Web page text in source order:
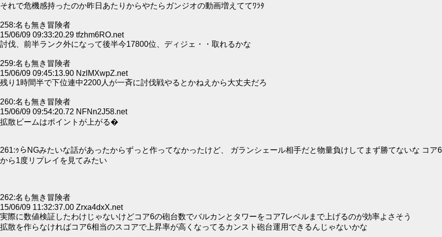
それで危機感持ったのか昨日あたりからやたらガンジオの動画増えててﾜﾗﾀ
258:名も無き冒険者
15/06/09 09:33:20.29 tfzhm6RO.net
討伐、前半ランク外になって後半今17800位、ディジェ・・取れるかな
259:名も無き冒険者
15/06/09 09:45:13.90 NzlMXwpZ.net
残り1時間半で下位連中2200人が一斉に討伐戦やるとかねえから大丈夫だろ
260:名も無き冒険者
15/06/09 09:54:20.72 NFNn2J58.net
拡散ビームはポイントが上がる�
261:ｩらNGみたいな話があったからずっと作ってなかったけど、 ガランシェール相手だと物量負けしてまず勝てないな コ
から1度リプレイを見てみたい
262:名も無き冒険者
15/06/09 11:32:37.00 Zrxa4dxX.net
実際に数値検証したわけじゃないけどコア6の砲台数でバルカンとタワーをコア7レベルまで上げるのが効率よさそう
拡散を作らなければコア6相当のスコアで上昇率が高くなってるカンスト砲台運用できるんじゃないかな